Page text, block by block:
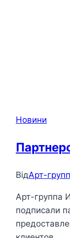
Новини
ВідАрт-
Арт-группа
подписали